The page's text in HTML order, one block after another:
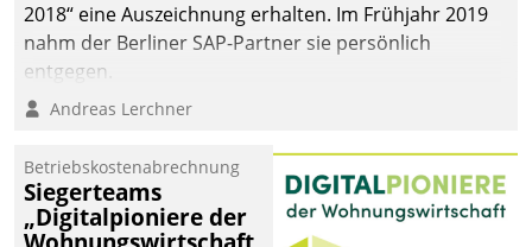
2018“ eine Auszeichnung erhalten. Im Frühjahr 2019
nahm der Berliner SAP-Partner sie persönlich
entgegen.
Andreas Lerchner
Betriebskostenabrechnung
Siegerteams
„Digitalpioniere der